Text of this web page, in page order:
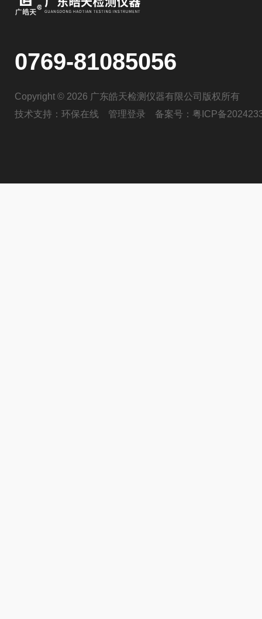
0769-81085056
Copyright © 2026 广东皓天检测仪器有限公司版权所有
技术支持： 环保在线 管理登录 备案号： 粤ICP备